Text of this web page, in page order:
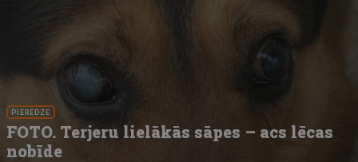
PIEREDZE
FOTO. Terjeru lielākās sāpes – acs lēcas
nobīde